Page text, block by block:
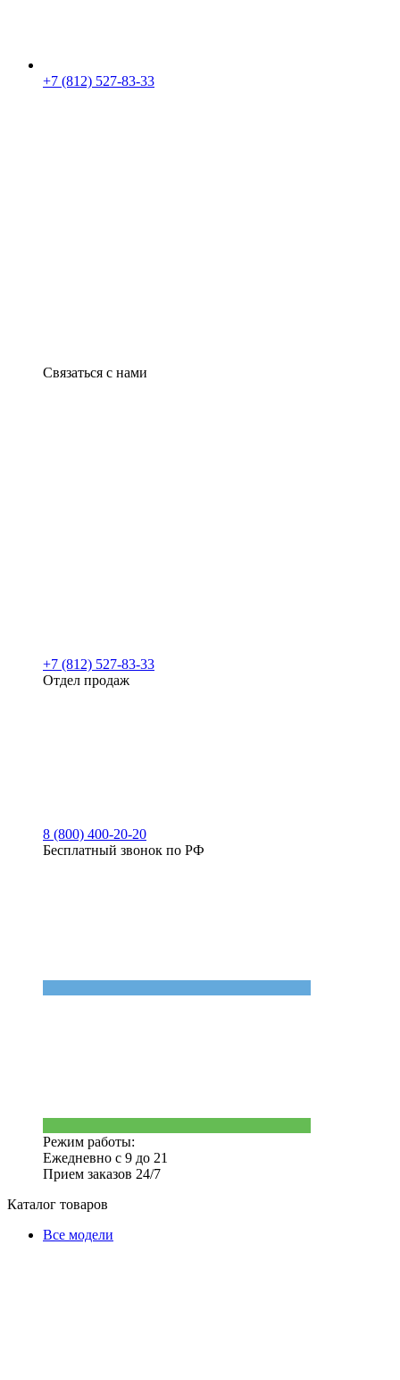
+7 (812) 527-83-33
Связаться с нами
+7 (812) 527-83-33
Отдел продаж
8 (800) 400-20-20
Бесплатный звонок по РФ
Режим работы:
Ежедневно с 9 до 21
Прием заказов 24/7
Каталог товаров
Все модели